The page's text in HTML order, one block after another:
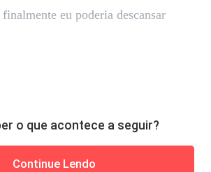
eu poderia descansar
o que acontece a seguir?
Continue Lendo